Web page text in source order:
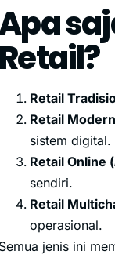
Retail?
Retail
Retail Modern
sistem digital.
Retail Online (
sendiri.
Retail
operasional.
Semua jenis ini